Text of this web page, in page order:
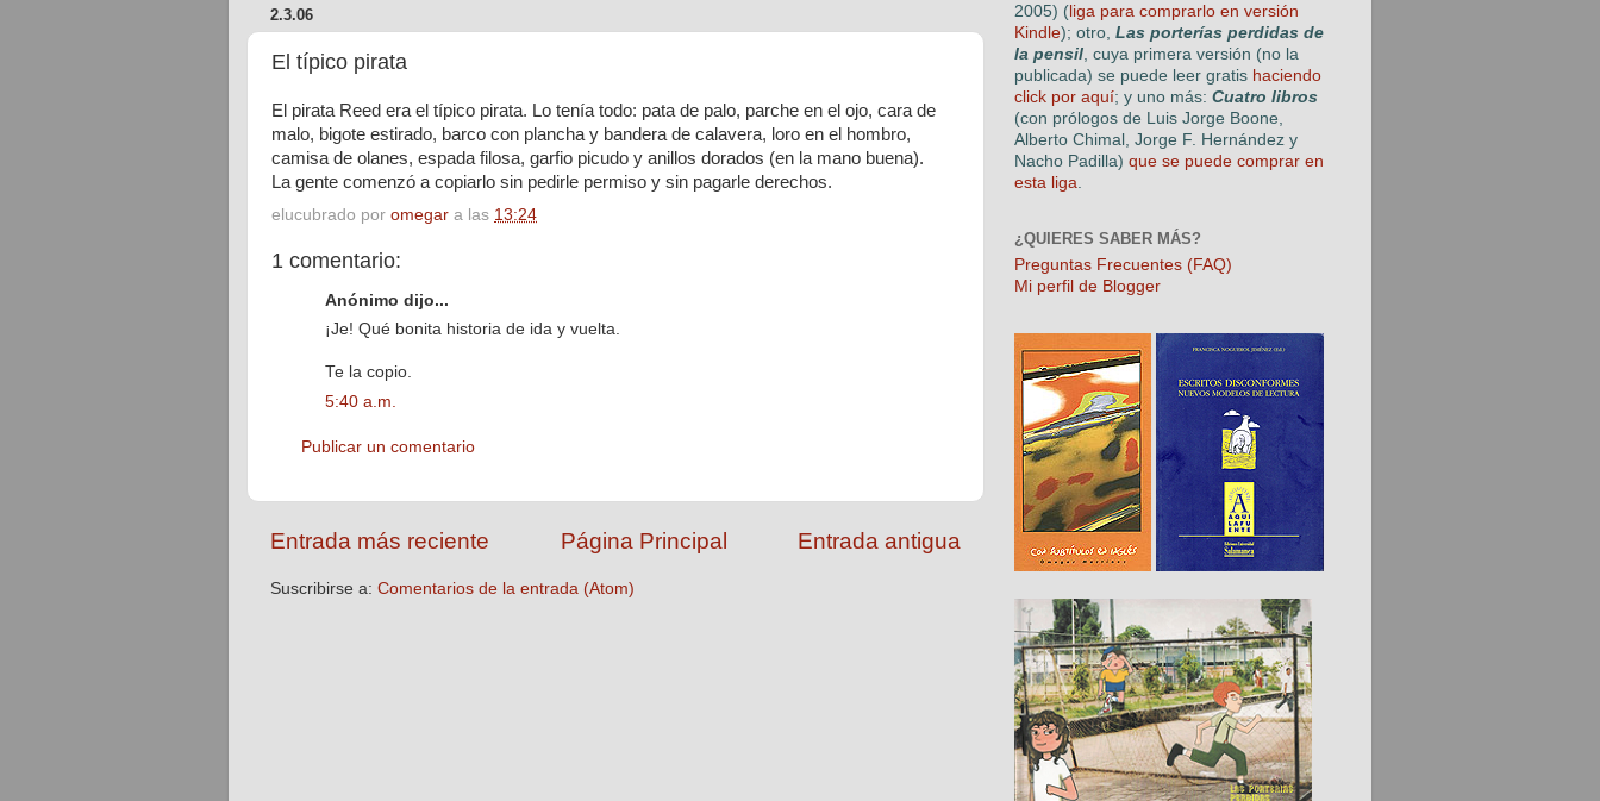
2.3.06
El típico pirata
El pirata Reed era el típico pirata. Lo tenía todo: pata de palo, parche en el ojo, cara de
malo, bigote estirado, barco con plancha y bandera de calavera, loro en el hombro,
camisa de olanes, espada filosa, garfio picudo y anillos dorados (en la mano buena).
La gente comenzó a copiarlo sin pedirle permiso y sin pagarle derechos.
elucubrado por omegar a las 13:24
1 comentario:
Anónimo dijo...
¡Je! Qué bonita historia de ida y vuelta.
Te la copio.
5:40 a.m.
Publicar un comentario
Entrada más reciente Entrada antigua
Página Principal
Suscribirse a: Comentarios de la entrada (Atom)
2005) ( liga para comprarlo en versión
Kindle); otro, Las porterías perdidas de
la pensil , cuya primera versión (no la
publicada) se puede leer gratis haciendo
click por aquí; y uno más: Cuatro libros
(con prólogos de Luis Jorge Boone,
Alberto Chimal, Jorge F. Hernández y
Nacho Padilla) que se puede comprar en
esta liga
¿QUIERES SABER MÁS?
Preguntas Frecuentes (FAQ)
Mi perfil de Blogger